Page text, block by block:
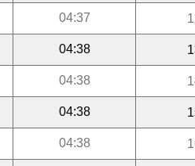
04:37
04:38
04:38
04:38
04:38